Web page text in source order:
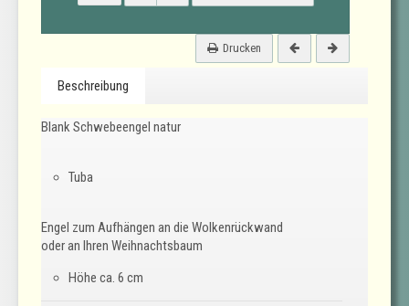
Drucken
Beschreibung
Blank Schwebeengel natur
Tuba
Engel zum Aufhängen an die Wolkenrückwand
oder an Ihren Weihnachtsbaum
Höhe ca. 6 cm